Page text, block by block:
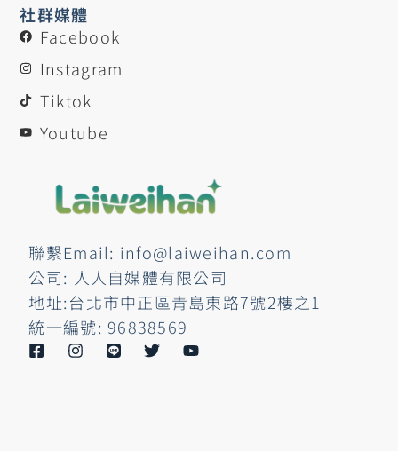
聯繫Email: info@laiweihan.com
公司: 人人自媒體有限公司
地址:台北市中正區青島東路7號2樓之1
統一編號: 96838569
社群媒體
Facebook
Instagram
Tiktok
Youtube